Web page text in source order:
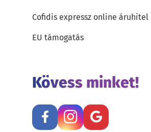
Cofidis expressz online áruhitel
EU támogatás
Kövess minket!